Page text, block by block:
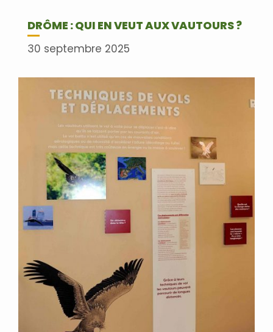
DRÔME : QUI EN VEUT AUX VAUTOURS ?
30 septembre 2025